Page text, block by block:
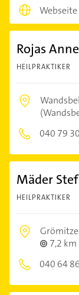
Webseite
Rojas
HEILPRAKTIKER
040 79
Mäder
HEILPRAKTIKER
7,2 km
040 64